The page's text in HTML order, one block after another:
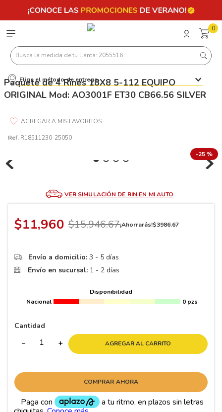
0
Busca la medida de tu llanta: 2055516
Elige el método de entrega
Paquete de 4 Rines 18X8 5-112 EQUIPO
ORIGINAL Mod: AO3001F ET30 CB66.56 SILVER
Ref. R18511230-25050
-25 %
VER SIMULACIÓN DE RIN EN MI AUTO
$11,960 $15,946.67¡Ahorrarás!$3986.67
Envío a domicilio: 3 - 5 días
Envío en sucursal: 1 - 2 días
Disponibilidad
Nacional
0 pzs
Cantidad
＋
－ AGREGAR AL CARRITO
COMPRAR AHORA
Términos más buscados
8.195 65 15
10.
265